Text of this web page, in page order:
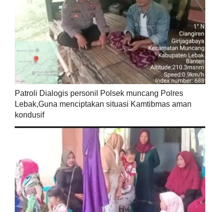
Patroli Dialogis personil Polsek muncang Polres
Lebak,Guna menciptakan situasi Kamtibmas aman
kondusif